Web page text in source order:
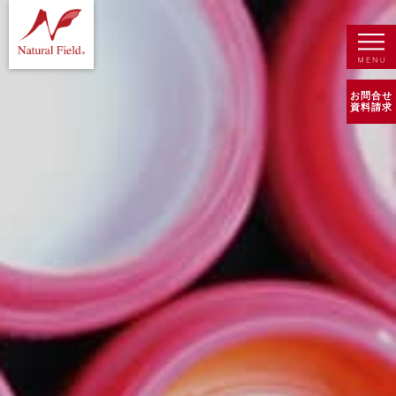
お問合せ
資料請求